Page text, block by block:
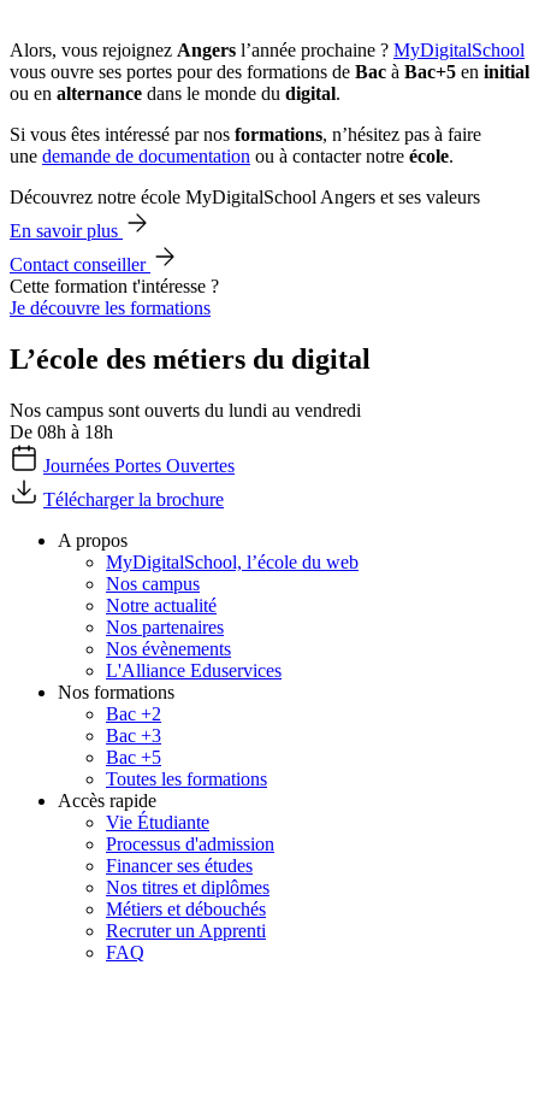
Alors, vous rejoignez Angers l’année prochaine ? MyDigitalSchool
vous ouvre ses portes pour des formations de Bac à Bac+5 en initial
ou en alternance dans le monde du digital.
Si vous êtes intéressé par nos formations, n’hésitez pas à faire
une demande de documentation ou à contacter notre école.
Découvrez notre école MyDigitalSchool Angers et ses valeurs
En savoir plus
Contact conseiller
Cette formation t'intéresse ?
Je découvre les formations
L’école des métiers du digital
Nos campus sont ouverts du lundi au vendredi
De 08h à 18h
Journées Portes Ouvertes
Télécharger la brochure
A propos
MyDigitalSchool, l’école du web
Nos campus
Notre actualité
Nos partenaires
Nos évènements
L'Alliance Eduservices
Nos formations
Bac +2
Bac +3
Bac +5
Toutes les formations
Accès rapide
Vie Étudiante
Processus d'admission
Financer ses études
Nos titres et diplômes
Métiers et débouchés
Recruter un Apprenti
FAQ